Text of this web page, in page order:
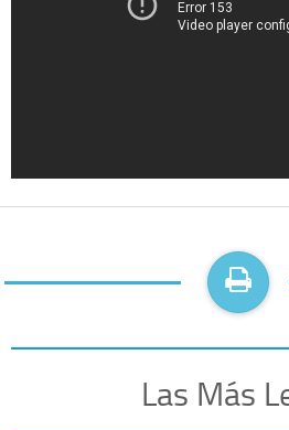
Las Más